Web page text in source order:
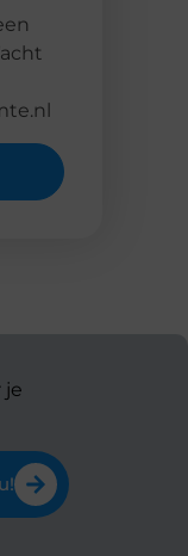
je